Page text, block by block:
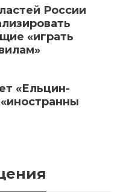
России
«играть
«Ельцин-